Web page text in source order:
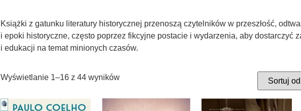
Książki z gatunku literatury historycznej przenoszą czytelników w przeszłość,
i epoki historyczne, często poprzez fikcyjne postacie i wydarzenia, aby dostarczyć
i edukacji na temat minionych czasów.
Wyświetlanie 1–16 z 44 wyników